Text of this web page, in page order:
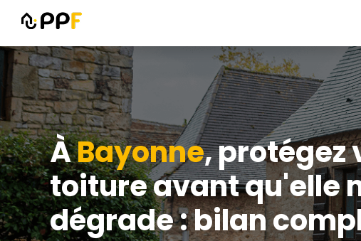
ÀBayonne, protégez
toiture avant qu'elle
dégrade : bilan